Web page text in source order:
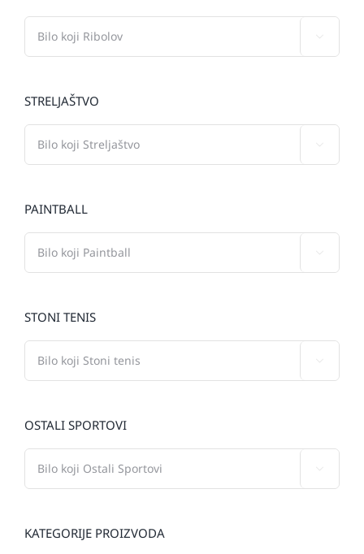
STRELJAŠTVO
PAINTBALL
STONI TENIS
OSTALI SPORTOVI
KATEGORIJE PROIZVODA